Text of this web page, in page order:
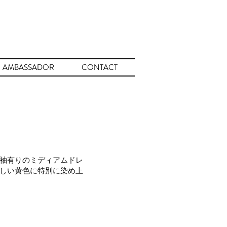
AMBASSADOR CONTACT
AMBASSADOR CONTACT
有りのミディアムドレ
い黄色に特別に染め上